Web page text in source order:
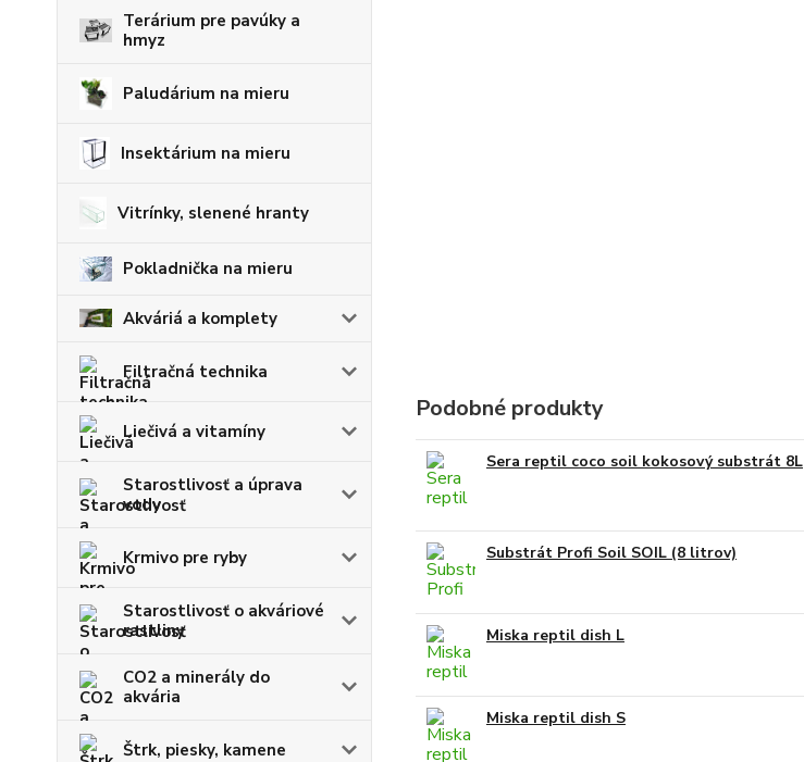
Terárium pre pavúky a
hmyz
Paludárium na mieru
Insektárium na mieru
Vitrínky, slenené hranty
Pokladnička na mieru
Akváriá a komplety
Filtračná technika
Liečivá a vitamíny
Starostlivosť a úprava
vody
Krmivo pre ryby
Starostlivosť o akváriové
rastliny
CO2 a minerály do
akvária
Štrk, piesky, kamene
Podobné produkty
Sera reptil coco soil kokosový substrát 8L
Substrát Profi Soil SOIL (8 litrov)
Miska reptil dish L
Miska reptil dish S